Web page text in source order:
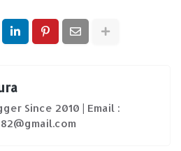
Since 2010 | Email :